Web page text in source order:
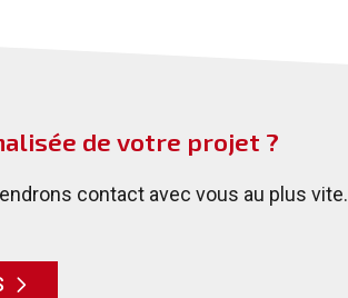
de votre projet ?
contact avec vous au plus vite.